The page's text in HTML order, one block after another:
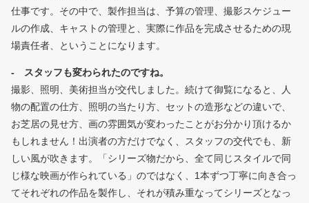
仕事です。その中で、製作担当は、予算の管理、撮影スケジュー
ルの作成、キャストの管理と、実際に作品を完成させるための現
場責任者、ということになります。
- スタッフも変わられたのですね。
撮影、照明、美術担当が交代しました。続けて御覧になると、人
物の配置の仕方、照明の当たり方、セットの造形などの違いで、
お芝居の見せ方、画の雰囲気が変わったことがお分かり頂けるか
もしれません！出演者の方だけでなく、スタッフの交代でも、新
しい風が吹きます。「シリーズ物だから、全て同じスタイルで同
じ様な映画が作られている」のではなく、1本ずつ丁寧に向き合っ
てそれぞれの作品を製作し、それが積み重なってシリーズとなっ